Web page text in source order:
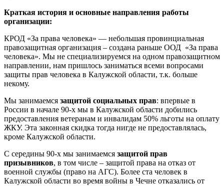
Краткая история и основные направления работы
организации:
КРОД «За права человека» — небольшая провинциальная
правозащитная организация – создана раньше ООД «За права
человека». Мы не специализируемся на одном правозащитном
направлении, нам пришлось заниматься всеми вопросами
защиты прав человека в Калужской области, т.к. больше
некому.
Мы занимаемся защитой социальных прав: впервые в
России в начале 90-х мы в Калужской области добились
предоставления ветеранам и инвалидам 50% льготы на оплату
ЖКУ. Эта законная скидка тогда нигде не предоставлялась,
кроме Калужской области.
С середины 90-х мы занимаемся защитой прав
призывников, в том числе – защитой права на отказ от
военной службы (право на АГС). Более ста человек в
Калужской области во время войны в Чечне отказались от